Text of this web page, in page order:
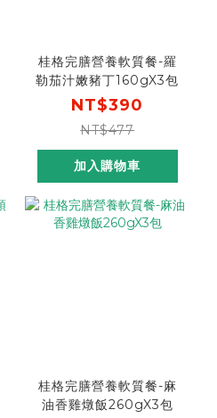
桂格完膳營養軟質餐-羅
勒茄汁嫩豬丁160gX3包
NT$390
NT$477
加入購物車
桂格完膳營養軟質餐-麻
油香雞燉飯260gX3包